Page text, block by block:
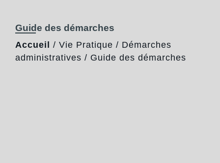
Guide des démarches
Accueil / Vie Pratique / Démarches
administratives / Guide des démarches